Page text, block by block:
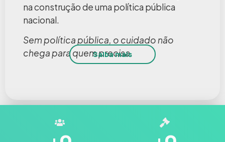
na construção de uma política pública
nacional.
Sem política pública, o cuidado não
chega para quem precisa.
Saiba mais